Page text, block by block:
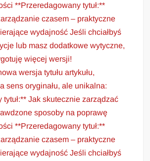
**Przeredagowany tytuł:**
czasem – praktyczne
wydajność Jeśli chciałbyś
lub masz dodatkowe wytyczne,
więcej wersji!
wersja tytułu artykułu,
sens oryginału, ale unikalna:
tytuł:** Jak skutecznie zarządzać
sposoby na poprawę
**Przeredagowany tytuł:**
czasem – praktyczne
wydajność Jeśli chciałbyś